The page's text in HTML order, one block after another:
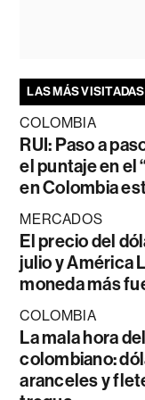
LAS MÁS VISITADAS
COLOMBIA
RUI: Paso a
el puntaje en el
en Colombia
MERCADOS
El precio del
julio y América
moneda más
COLOMBIA
La mala hora
colombiano:
aranceles y